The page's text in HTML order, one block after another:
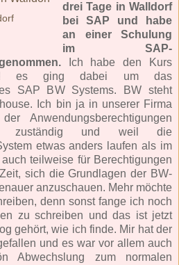
drei Tage in Walldorf
bei SAP und habe
an einer Schulung
im SAP-
Ich habe den Kurs
es ging dabei um das
SAP BW Systems. BW steht
Ich bin ja in unserer Firma
Anwendungsberechtigungen
zuständig und weil die
etwas anders laufen als im
teilweise für Berechtigungen
sich die Grundlagen der BW-
anzuschauen. Mehr möchte
denn sonst fange ich noch
zu schreiben und das ist jetzt
gehört, wie ich finde. Mir hat der
und es war vor allem auch
Abwechslung zum normalen